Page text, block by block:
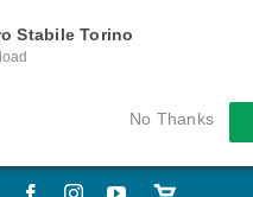
Stabile Torino
No Thanks
FacebookInstagramYouTube
Store